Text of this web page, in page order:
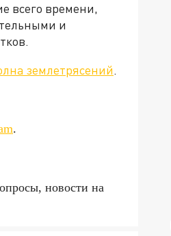
всего времени,
и
землетрясений.
.
новости на